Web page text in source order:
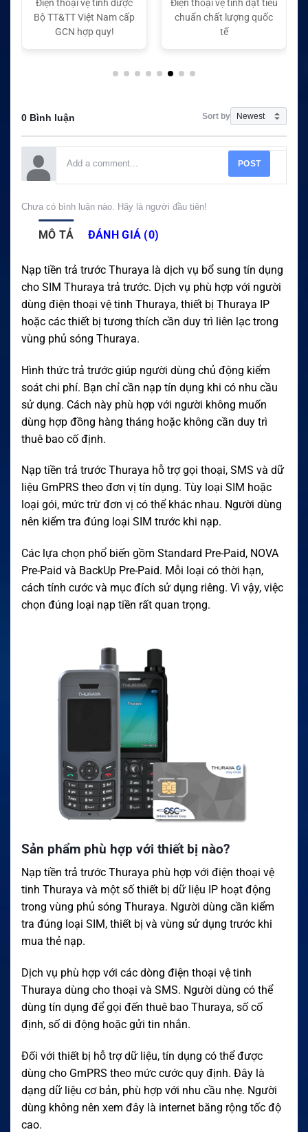
Điện thoại vệ tinh được
Bộ TT&TT Việt Nam cấp
GCN hợp quy!
Điện thoại vệ tinh đạt tiêu
chuẩn chất lượng quốc
0 Bình luận Sort by
POST
Chưa có bình luận nào. Hãy là người đầu tiên!
MÔ TẢ ĐÁNH GIÁ (0)
Nạp tiền trả trước Thuraya là dịch vụ bổ sung tín dụng
cho SIM Thuraya trả trước. Dịch vụ phù hợp với người
dùng điện thoại vệ tinh Thuraya, thiết bị Thuraya IP
hoặc các thiết bị tương thích cần duy trì liên lạc trong
vùng phủ sóng Thuraya.
Hình thức trả trước giúp người dùng chủ động kiểm
soát chi phí. Bạn chỉ cần nạp tín dụng khi có nhu cầu
sử dụng. Cách này phù hợp với người không muốn
dùng hợp đồng hàng tháng hoặc không cần duy trì
thuê bao cố định.
Nạp tiền trả trước Thuraya hỗ trợ gọi thoại, SMS và dữ
liệu GmPRS theo đơn vị tín dụng. Tùy loại SIM hoặc
loại gói, mức trừ đơn vị có thể khác nhau. Người dùng
nên kiểm tra đúng loại SIM trước khi nạp.
Các lựa chọn phổ biến gồm Standard Pre-Paid, NOVA
Pre-Paid và BackUp Pre-Paid. Mỗi loại có thời hạn,
cách tính cước và mục đích sử dụng riêng. Vì vậy, việc
chọn đúng loại nạp tiền rất quan trọng.
Sản phẩm phù hợp với thiết bị nào?
Nạp tiền trả trước Thuraya phù hợp với điện thoại vệ
tinh Thuraya và một số thiết bị dữ liệu IP hoạt động
trong vùng phủ sóng Thuraya. Người dùng cần kiểm
tra đúng loại SIM, thiết bị và vùng sử dụng trước khi
mua thẻ nạp.
Dịch vụ phù hợp với các dòng điện thoại vệ tinh
Thuraya dùng cho thoại và SMS. Người dùng có thể
dùng tín dụng để gọi đến thuê bao Thuraya, số cố
định, số di động hoặc gửi tin nhắn.
Đối với thiết bị hỗ trợ dữ liệu, tín dụng có thể được
dùng cho GmPRS theo mức cước quy định. Đây là
dạng dữ liệu cơ bản, phù hợp với nhu cầu nhẹ. Người
dùng không nên xem đây là internet băng rộng tốc độ
cao.